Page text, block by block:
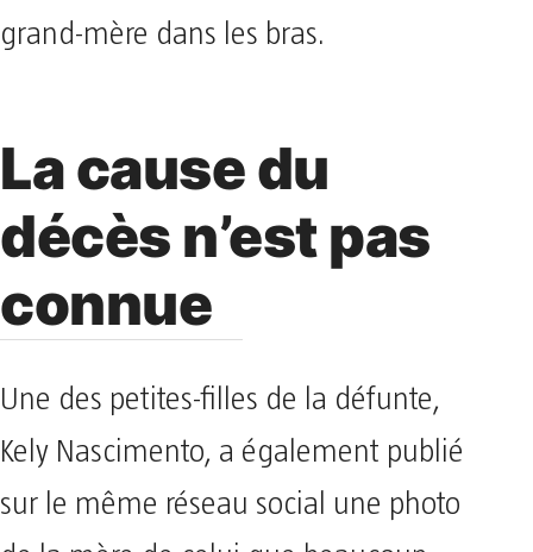
grand-mère dans les bras.
La cause du
décès n’est pas
connue
Une des petites-filles de la défunte,
Kely Nascimento, a également publié
sur le même réseau social une photo